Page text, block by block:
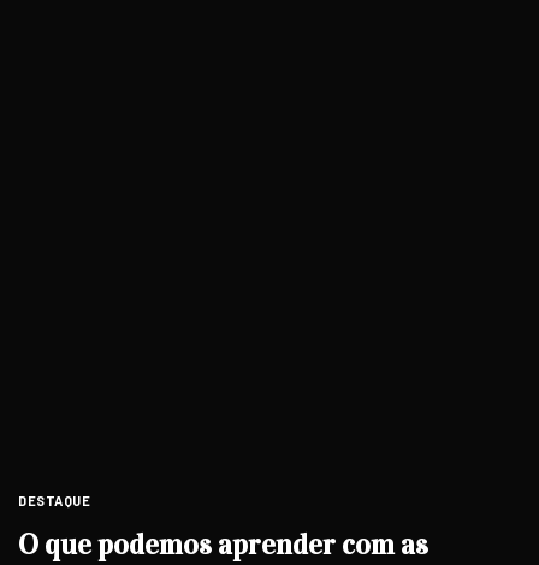
DESTAQUE
O que podemos aprender com as